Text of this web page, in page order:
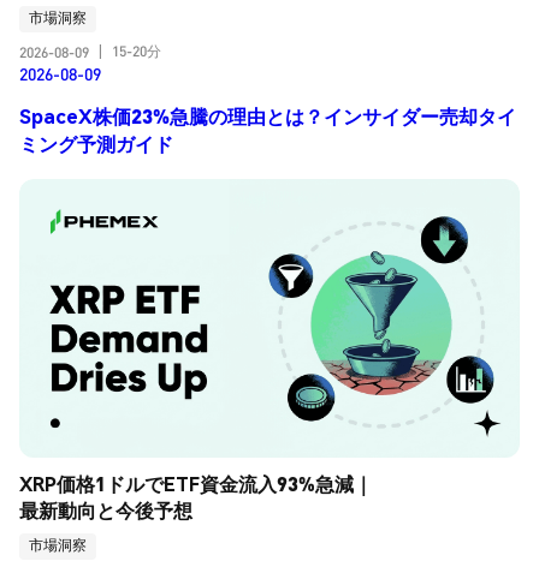
市場洞察
2026-08-09
15-20分
2026-08-09
SpaceX株価23%急騰の理由とは？インサイダー売却タイ
ミング予測ガイド
XRP価格1ドルでETF資金流入93%急減｜
最新動向と今後予想
市場洞察